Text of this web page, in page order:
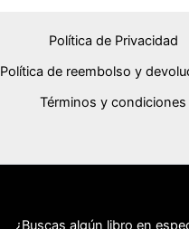
Política de Privacidad
Política de reembolso y
Términos y condiciones
¿Buscas algún libro en